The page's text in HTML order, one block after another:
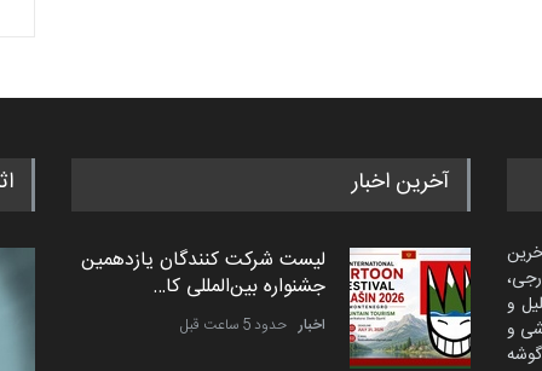
و
و
آخرین اخبار
لیست شرکت کنندگان یازدهمین
جشنواره بین‌المللی کا…
اخبار حدود 5 ساعت قبل